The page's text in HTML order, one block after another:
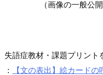
（画像の一般公
失語症教材・課題プリント
：
【文の表出】絵カード